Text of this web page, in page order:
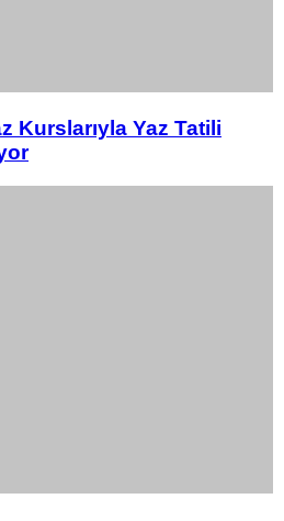
Kurslarıyla Yaz Tatili